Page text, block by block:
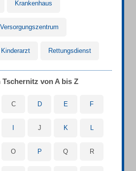
Krankenhaus
Kinderarzt Rettungsdienst
Tschernitz von A bis Z
C D E F
J K L
O P Q R